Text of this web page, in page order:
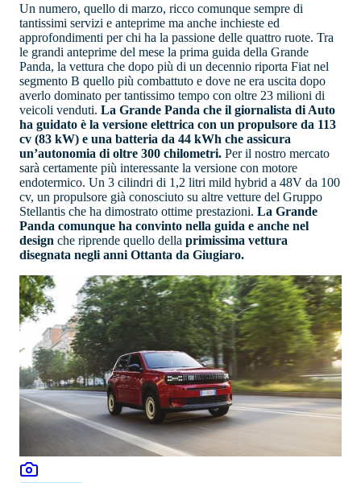
Un numero, quello di marzo, ricco comunque sempre di
tantissimi servizi e anteprime ma anche inchieste ed
approfondimenti per chi ha la passione delle quattro ruote. Tra
le grandi anteprime del mese la prima guida della Grande
Panda, la vettura che dopo più di un decennio riporta Fiat nel
segmento B quello più combattuto e dove ne era uscita dopo
averlo dominato per tantissimo tempo con oltre 23 milioni di
veicoli venduti. La Grande Panda che il giornalista di Auto
ha guidato è la versione elettrica con un propulsore da 113
cv (83 kW) e una batteria da 44 kWh che assicura
un’autonomia di oltre 300 chilometri. Per il nostro mercato
sarà certamente più interessante la versione con motore
endotermico. Un 3 cilindri di 1,2 litri mild hybrid a 48V da 100
cv, un propulsore già conosciuto su altre vetture del Gruppo
Stellantis che ha dimostrato ottime prestazioni. La Grande
Panda comunque ha convinto nella guida e anche nel
design che riprende quello della primissima vettura
disegnata negli anni Ottanta da Giugiaro.